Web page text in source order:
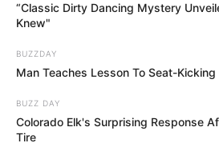
“Classic Dirty Dancing Mystery
Knew"
BUZZDAY
Man Teaches Lesson To Seat-
BUZZ DAY
Colorado Elk's Surprising Response
Tire